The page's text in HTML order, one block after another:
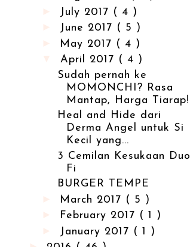
July 2017 ( 4 )
June 2017 ( 5 )
May 2017 ( 4 )
April 2017 ( 4 )
Sudah pernah ke
MOMONCHI? Rasa
Mantap, Harga Tiarap!
Heal and Hide dari
Derma Angel untuk Si
Kecil yang...
3 Cemilan Kesukaan Duo
Fi
BURGER TEMPE
March 2017 ( 5 )
February 2017 ( 1 )
January 2017 ( 1 )